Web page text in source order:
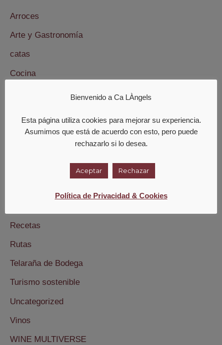
Arroces
Arte y Gastronomía
catas
Cocina
Cuadernos de campo
Eventos
Recetas
Rutas
Telaraña de Bodega
Turismo sostenible
Uncategorized
Vinos
WINE MULTIVERSE
Bienvenido a Ca LÀngels
Esta página utiliza cookies para mejorar su experiencia.
Asumimos que está de acuerdo con esto, pero puede
rechazarlo si lo desea.
Aceptar Rechazar
Política de Privacidad & Cookies